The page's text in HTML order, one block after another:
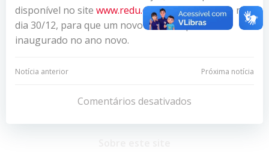
disponível no site www.redu.com.brserá fechado no
dia 30/12, para que um novo conceito possa ser
inaugurado no ano novo.
Navegação
Post
Notícia anterior
Navegação
de
Post
Próxima notícia
Comentários desativados